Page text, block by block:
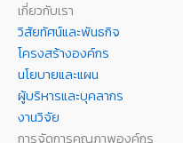
เกี่ยวกับเรา
วิสัยทัศน์และพันธกิจ
โครงสร้างองค์กร
นโยบายและแผน
ผู้บริหารและบุคลากร
งานวิจัย
การจัดการคุณภาพองค์กร